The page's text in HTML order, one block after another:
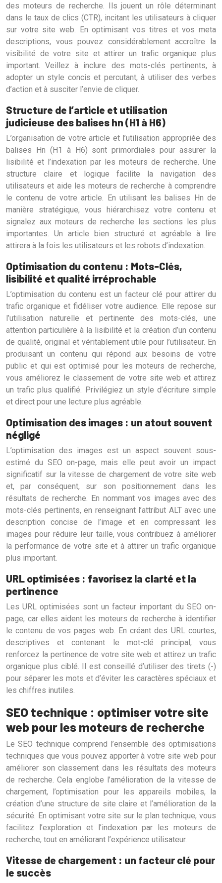
des moteurs de recherche. Ils jouent un rôle déterminant
dans le taux de clics (CTR), incitant les utilisateurs à cliquer
sur votre site web. En optimisant vos titres et vos meta
descriptions, vous pouvez considérablement accroître la
visibilité de votre site et attirer un trafic organique plus
important. Veillez à inclure des mots-clés pertinents, à
adopter un style concis et percutant, à utiliser des verbes
d’action et à susciter l’envie de cliquer.
Structure de l’article et utilisation
judicieuse des balises hn (H1 à H6)
L’organisation de votre article et l’utilisation appropriée des
balises Hn (H1 à H6) sont primordiales pour assurer la
lisibilité et l’indexation par les moteurs de recherche. Une
structure claire et logique facilite la navigation des
utilisateurs et aide les moteurs de recherche à comprendre
le contenu de votre article. En utilisant les balises Hn de
manière stratégique, vous hiérarchisez votre contenu et
signalez aux moteurs de recherche les sections les plus
importantes. Un article bien structuré et agréable à lire
attirera à la fois les utilisateurs et les robots d’indexation.
Optimisation du contenu : Mots-Clés,
lisibilité et qualité irréprochable
L’optimisation du contenu est un facteur clé pour attirer du
trafic organique et fidéliser votre audience. Elle repose sur
l’utilisation naturelle et pertinente des mots-clés, une
attention particulière à la lisibilité et la création d’un contenu
de qualité, original et véritablement utile pour l’utilisateur. En
produisant un contenu qui répond aux besoins de votre
public et qui est optimisé pour les moteurs de recherche,
vous améliorez le classement de votre site web et attirez
un trafic plus qualifié. Privilégiez un style d’écriture simple
et direct pour une lecture plus agréable.
Optimisation des images : un atout souvent
négligé
L’optimisation des images est un aspect souvent sous-
estimé du SEO on-page, mais elle peut avoir un impact
significatif sur la vitesse de chargement de votre site web
et, par conséquent, sur son positionnement dans les
résultats de recherche. En nommant vos images avec des
mots-clés pertinents, en renseignant l’attribut ALT avec une
description concise de l’image et en compressant les
images pour réduire leur taille, vous contribuez à améliorer
la performance de votre site et à attirer un trafic organique
plus important.
URL optimisées : favorisez la clarté et la
pertinence
Les URL optimisées sont un facteur important du SEO on-
page, car elles aident les moteurs de recherche à identifier
le contenu de vos pages web. En créant des URL courtes,
descriptives et contenant le mot-clé principal, vous
renforcez la pertinence de votre site web et attirez un trafic
organique plus ciblé. Il est conseillé d’utiliser des tirets (-)
pour séparer les mots et d’éviter les caractères spéciaux et
les chiffres inutiles.
SEO technique : optimiser votre site
web pour les moteurs de recherche
Le SEO technique comprend l’ensemble des optimisations
techniques que vous pouvez apporter à votre site web pour
améliorer son classement dans les résultats des moteurs
de recherche. Cela englobe l’amélioration de la vitesse de
chargement, l’optimisation pour les appareils mobiles, la
création d’une structure de site claire et l’amélioration de la
sécurité. En optimisant votre site sur le plan technique, vous
facilitez l’exploration et l’indexation par les moteurs de
recherche, tout en améliorant l’expérience utilisateur.
Vitesse de chargement : un facteur clé pour
le succès